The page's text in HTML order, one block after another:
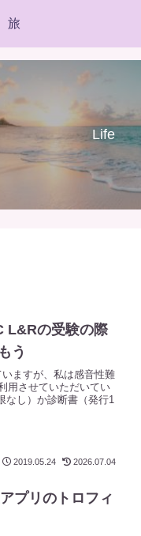
旅
Life
L&Rの受験の際
う
ますが、私は感音性難
用させていただいてい
なし）か診断書（発行1
2019.05.24 2026.07.04
プリのトロフィ